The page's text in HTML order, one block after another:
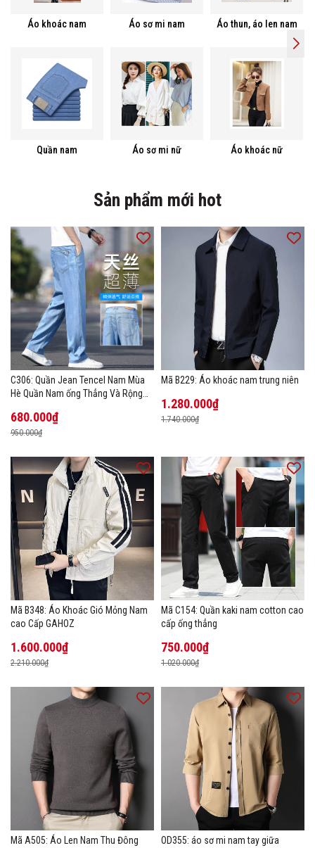
Áo khoác nam Áo sơ mi nam Áo thun, áo len nam
Quần nam Áo sơ mi nữ Áo khoác nữ
Sản phẩm mới hot
C306: Quần Jean Tencel Nam Mùa
Hè Quần Nam ống Thẳng Và Rộng
680.000₫
950.000₫
Mã B229: Áo khoác nam trung niên
1.280.000₫
1.740.000₫
Mã B348: Áo Khoác Gió Mỏng Nam
cao Cấp GAHOZ
1.600.000₫
2.210.000₫
Mã C154: Quần kaki nam cotton cao
cấp ống thẳng
750.000₫
1.020.000₫
Mã A505: Áo Len Nam Thu Đông
OD355: áo sơ mi nam tay giữa